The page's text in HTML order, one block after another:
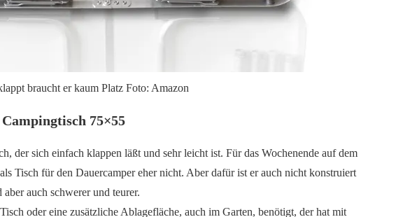
braucht er kaum Platz Foto: Amazon
75×55
der sich einfach klappen läßt und sehr leicht ist. Für das Wochenende auf dem
Tisch für den Dauercamper eher nicht. Aber dafür ist er auch nicht konstruiert
auch schwerer und teurer.
oder eine zusätzliche Ablagefläche, auch im Garten, benötigt, der hat mit